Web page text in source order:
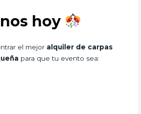
hoy
el mejor alquiler de carpas
para que tu evento sea: